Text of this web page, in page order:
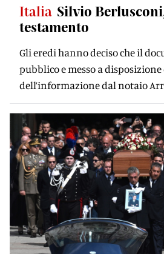
Italia Silvio
testamento
Gli eredi hanno deciso che il
pubblico e messo a
dell’informazione dal notaio